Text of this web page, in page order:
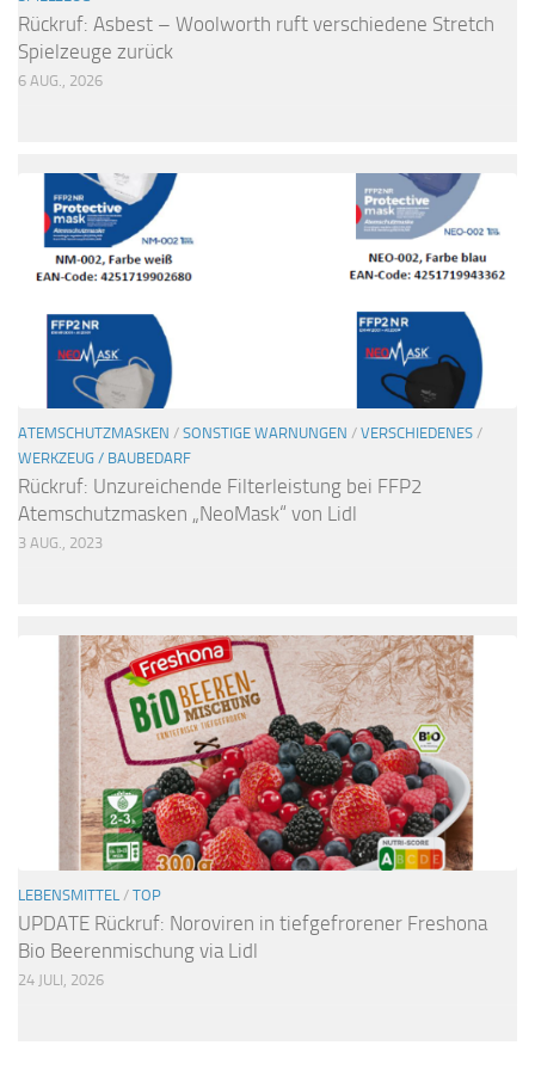
Rückruf: Asbest – Woolworth ruft verschiedene Stretch
Spielzeuge zurück
6 AUG., 2026
ATEMSCHUTZMASKEN / SONSTIGE WARNUNGEN / VERSCHIEDENES /
WERKZEUG / BAUBEDARF
Rückruf: Unzureichende Filterleistung bei FFP2
Atemschutzmasken „NeoMask“ von Lidl
3 AUG., 2023
LEBENSMITTEL / TOP
UPDATE Rückruf: Noroviren in tiefgefrorener Freshona
Bio Beerenmischung via Lidl
24 JULI, 2026